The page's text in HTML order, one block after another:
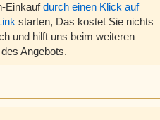
Einkaufdurch einen Klick auf
starten, Das kostet Sie nichts
und hilft uns beim weiteren
Angebots.